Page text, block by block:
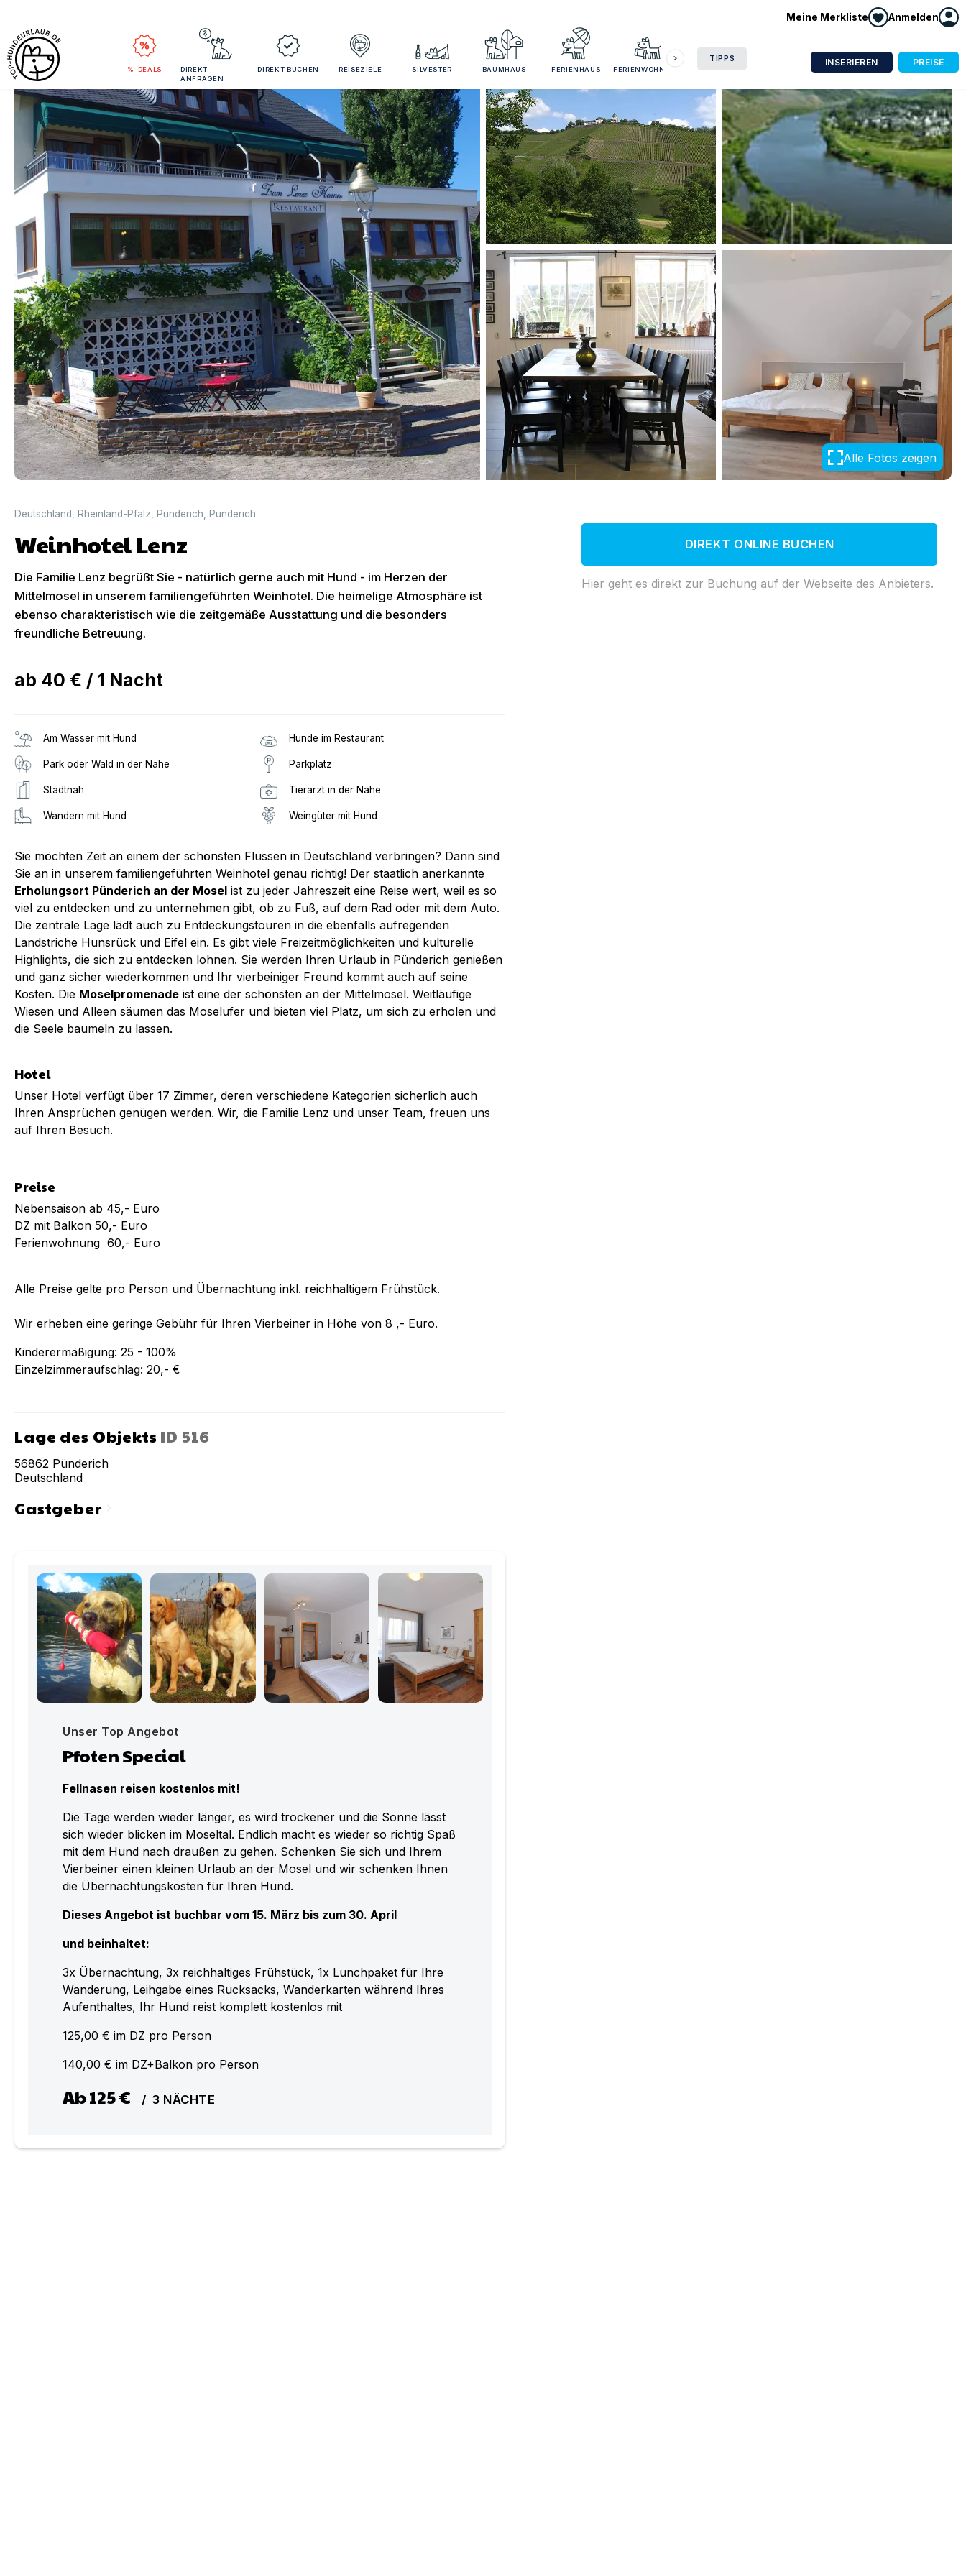
Meine Merkliste Anmelden
%-DEALS
DIREKT
ANFRAGEN
DIREKT BUCHEN REISEZIELE SILVESTER BAUMHAUS FERIENHAUS FERIENWOHNUNG
TIPPS INSERIEREN PREISE
Alle Fotos zeigen
Deutschland Rheinland-Pfalz Pünderich Pünderich
Weinhotel Lenz
Die Familie Lenz begrüßt Sie - natürlich gerne auch mit Hund - im Herzen der
Mittelmosel in unserem familiengeführten Weinhotel. Die heimelige Atmosphäre ist
ebenso charakteristisch wie die zeitgemäße Ausstattung und die besonders
freundliche Betreuung.
ab 40 € / 1 Nacht
Am Wasser mit Hund Hunde im Restaurant
Park oder Wald in der Nähe Parkplatz
Stadtnah Tierarzt in der Nähe
Wandern mit Hund Weingüter mit Hund
Sie möchten Zeit an einem der schönsten Flüssen in Deutschland verbringen? Dann sind
Sie an in unserem familiengeführten Weinhotel genau richtig! Der staatlich anerkannte
Erholungsort Pünderich an der Mosel ist zu jeder Jahreszeit eine Reise wert, weil es so
viel zu entdecken und zu unternehmen gibt, ob zu Fuß, auf dem Rad oder mit dem Auto.
Die zentrale Lage lädt auch zu Entdeckungstouren in die ebenfalls aufregenden
Landstriche Hunsrück und Eifel ein. Es gibt viele Freizeitmöglichkeiten und kulturelle
Highlights, die sich zu entdecken lohnen. Sie werden Ihren Urlaub in Pünderich genießen
und ganz sicher wiederkommen und Ihr vierbeiniger Freund kommt auch auf seine
Kosten. Die Moselpromenade ist eine der schönsten an der Mittelmosel. Weitläufige
Wiesen und Alleen säumen das Moselufer und bieten viel Platz, um sich zu erholen und
die Seele baumeln zu lassen.
Hotel
Unser Hotel verfügt über 17 Zimmer, deren verschiedene Kategorien sicherlich auch
Ihren Ansprüchen genügen werden. Wir, die Familie Lenz und unser Team, freuen uns
auf Ihren Besuch.
Preise
Nebensaison ab 45,- Euro
DZ mit Balkon 50,- Euro
Ferienwohnung 60,- Euro
Alle Preise gelte pro Person und Übernachtung inkl. reichhaltigem Frühstück.
Wir erheben eine geringe Gebühr für Ihren Vierbeiner in Höhe von 8 ,- Euro.
Kinderermäßigung: 25 - 100%
Einzelzimmeraufschlag: 20,- €
Lage des Objekts ID 516
56862 Pünderich
Deutschland
Gastgeberchevron_right
Unser Top Angebot
Pfoten Special
Fellnasen reisen kostenlos mit!
Die Tage werden wieder länger, es wird trockener und die Sonne lässt
sich wieder blicken im Moseltal. Endlich macht es wieder so richtig Spaß
mit dem Hund nach draußen zu gehen. Schenken Sie sich und Ihrem
Vierbeiner einen kleinen Urlaub an der Mosel und wir schenken Ihnen
die Übernachtungskosten für Ihren Hund.
Dieses Angebot ist buchbar vom 15. März bis zum 30. April
und beinhaltet:
3x Übernachtung, 3x reichhaltiges Frühstück, 1x Lunchpaket für Ihre
Wanderung, Leihgabe eines Rucksacks, Wanderkarten während Ihres
Aufenthaltes, Ihr Hund reist komplett kostenlos mit
125,00 € im DZ pro Person
140,00 € im DZ+Balkon pro Person
Ab125 € / 3 NÄCHTE
DIREKT ONLINE BUCHEN
Hier geht es direkt zur Buchung auf der Webseite des Anbieters.